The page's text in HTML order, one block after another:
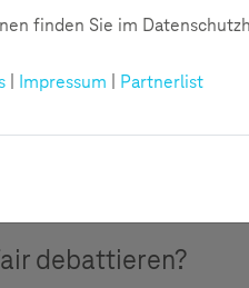
dass Streiten zum
gehört, jedoch auch im
debattieren?
finden Sie im
Impressum Partnerlist